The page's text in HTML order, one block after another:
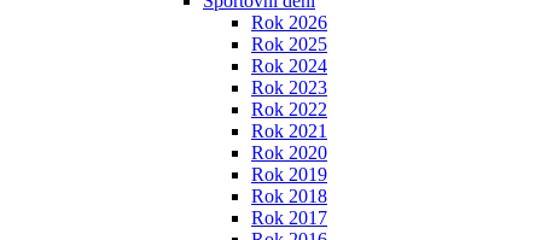
Rok 2026
Rok 2025
Rok 2024
Rok 2023
Rok 2022
Rok 2021
Rok 2020
Rok 2019
Rok 2018
Rok 2017